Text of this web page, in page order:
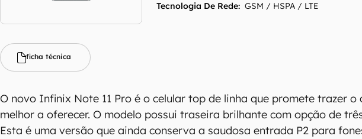
Tecnologia De Rede: GSM / HSPA / LTE
ficha técnica
O novo Infinix Note 11 Pro é o celular top de linha que promete trazer o
melhor a oferecer. O modelo possui traseira brilhante com opção de
Esta é uma versão que ainda conserva a saudosa entrada P2 para